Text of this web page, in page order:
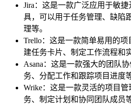
Jira：这是一款广泛应用于敏
具，可以用于任务管理、缺陷
理等。
Trello：这是一款简单易用的项
建任务卡片、制定工作流程和
Asana：这是一款强大的团队
务、分配工作和跟踪项目进度等
Wrike：这是一款灵活的项目
务、制定计划和协同团队成员等